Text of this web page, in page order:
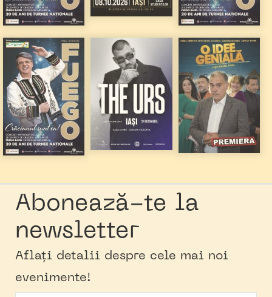
Abonează-te la
newsletter
Aflați detalii despre cele mai noi
evenimente!